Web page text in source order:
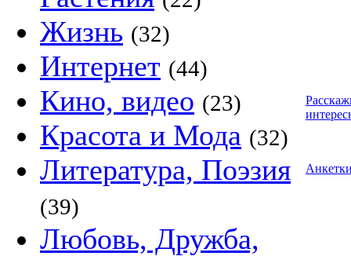
Жизнь (32)
Интернет (44)
Кино, видео (23)
Красота и Мода (32)
Литература, Поэзия
(39)
Любовь, Дружба,